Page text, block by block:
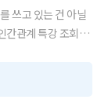
쓰고 있는 건 아닐
관계 특강 조회수